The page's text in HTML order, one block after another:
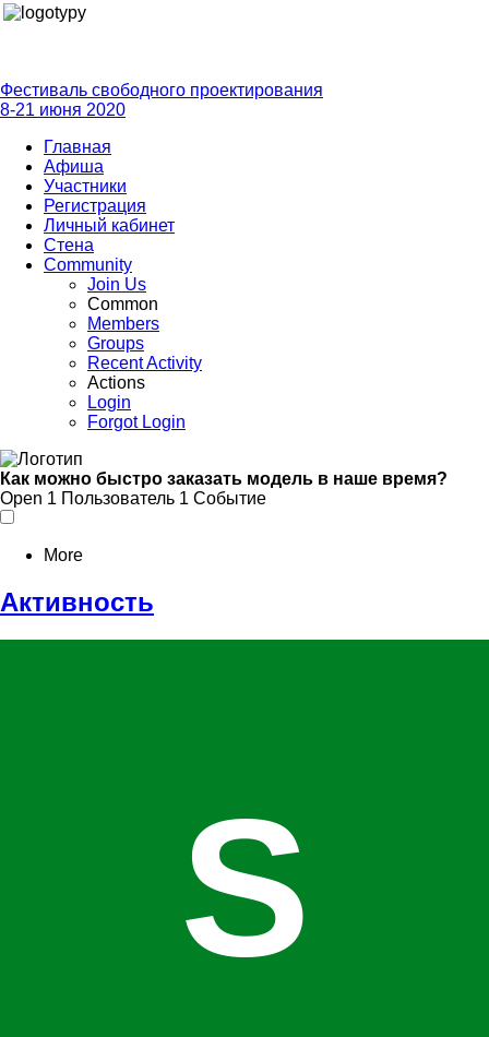
Фестиваль свободного проектирования
8-21 июня 2020
Главная
Афиша
Участники
Регистрация
Личный кабинет
Стена
Community
Join Us
Common
Members
Groups
Recent Activity
Actions
Login
Forgot Login
Как можно быстро заказать модель в наше время?
Open 1 Пользователь 1 Событие
More
Активность
S